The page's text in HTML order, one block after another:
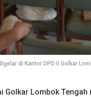
di Kantor DPD II Golkar
Golkar Lombok Tengah